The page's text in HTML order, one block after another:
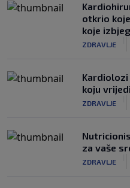
otkrio
koje
ZDRAVLJE
Kardiolozi
koju
ZDRAVLJE
za vaše
ZDRAVLJE